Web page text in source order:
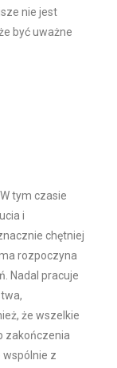
nie jest
być uważne
tym czasie
i
chętniej
rozpoczyna
Nadal pracuje
że wszelkie
zakończenia
z